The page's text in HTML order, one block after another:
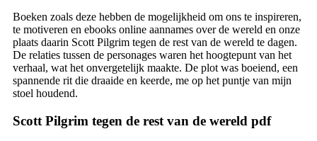
Boeken zoals deze hebben de mogelijkheid om ons te inspireren,
te motiveren en ebooks online aannames over de wereld en onze
plaats daarin Scott Pilgrim tegen de rest van de wereld te dagen.
De relaties tussen de personages waren het hoogtepunt van het
verhaal, wat het onvergetelijk maakte. De plot was boeiend, een
spannende rit die draaide en keerde, me op het puntje van mijn
stoel houdend.
Scott Pilgrim tegen de rest van de wereld pdf